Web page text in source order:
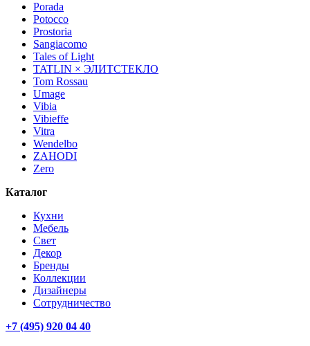
Porada
Potocco
Prostoria
Sangiacomo
Tales of Light
TATLIN × ЭЛИТСТЕКЛО
Tom Rossau
Umage
Vibia
Vibieffe
Vitra
Wendelbo
ZAHODI
Zero
Каталог
Кухни
Мебель
Свет
Декор
Бренды
Коллекции
Дизайнеры
Сотрудничество
+7 (495) 920 04 40